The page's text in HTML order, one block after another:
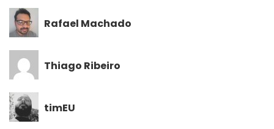
Rafael Machado
Thiago Ribeiro
timEU